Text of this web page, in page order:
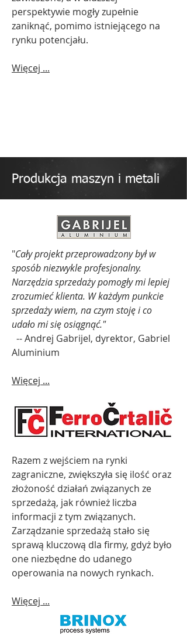
perspektywie mogły zupełnie
zaniknąć, pomimo istniejącego na
rynku potencjału.
Więcej ...
Produkcja maszyn i metali
"Cały projekt przeprowadzony był w
sposób niezwykle profesjonalny.
Narzędzia sprzedaży pomogły mi lepiej
zrozumieć klienta. W każdym punkcie
sprzedaży wiem, na czym stoję i co
udało mi się osiągnąć."
-- Andrej Gabrijel, dyrektor, Gabriel
Aluminium
Więcej ...
Razem z wejściem na rynki
zagraniczne, zwiększyła się ilość oraz
złożoność działań związanych ze
sprzedażą, jak również liczba
informacji z tym związanych.
Zarządzanie sprzedażą stało się
sprawą kluczową dla firmy, gdyż było
one niezbędne do udanego
operowania na nowych rynkach.
Więcej ...